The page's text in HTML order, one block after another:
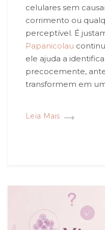
celulares sem
corrimento ou
perceptível. É
Papanicolau
ele ajuda a
precocemente,
transformem em
Leia Mais